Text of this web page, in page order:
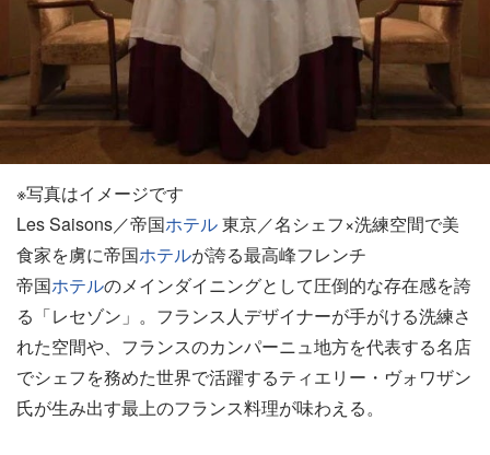
※写真はイメージです
Les Saisons／帝国ホテル東京／名シェフ×洗練空間で美
食家を虜に帝国ホテルが誇る最高峰フレンチ
帝国ホテルのメインダイニングとして圧倒的な存在感を誇
る「レセゾン」。フランス人デザイナーが手がける洗練さ
れた空間や、フランスのカンパーニュ地方を代表する名店
でシェフを務めた世界で活躍するティエリー・ヴォワザン
氏が生み出す最上のフランス料理が味わえる。